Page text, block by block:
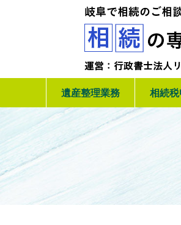
遺産整理業務 相続